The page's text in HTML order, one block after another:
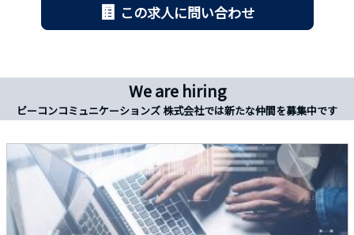
この求人に問い合わせ
We are hiring
ビーコンコミュニケーションズ 株式会社では新たな仲間を募集中です